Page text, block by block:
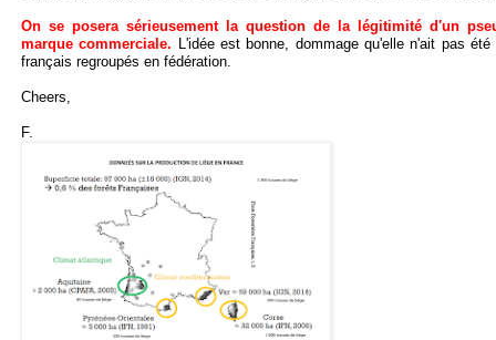
On se posera sérieusement la question de la légitimité d'un
marque commerciale. L'idée est bonne, dommage qu'elle n'ait pas
français regroupés en fédération.
Cheers,
F.